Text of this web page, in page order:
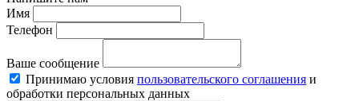
Имя
Телефон
Ваше сообщение
Принимаю условия пользовательского соглашения и
обработки персональных данных